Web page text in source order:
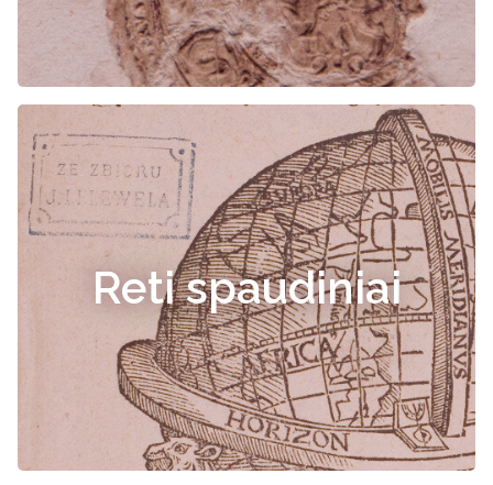
Reti spaudiniai